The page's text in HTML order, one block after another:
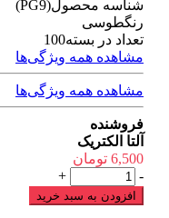
شناسه محصول(PG9)
رنگطوسی
تعداد در بسته100
مشاهده همه ویژگی‌ها
مشاهده همه ویژگی‌ها
فروشنده
آلتا الکتریک
6,500 تومان
گلند
پلاستیکی
کابل
-
+
افزودن به سبد خرید